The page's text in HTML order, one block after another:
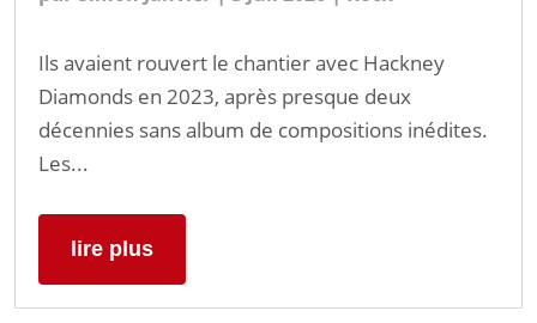
Ils avaient rouvert le chantier avec Hackney
Diamonds en 2023, après presque deux
décennies sans album de compositions inédites.
Les...
lire plus